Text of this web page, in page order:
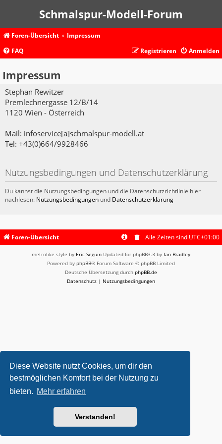
Diese Website nutzt Cookies, um dir den
bestmöglichen Komfort bei der Nutzung zu
bieten. Mehr erfahren
Verstanden!
Schmalspur-Modell-Forum
Foren-Übersicht
Impressum
FAQ
Anmelden
Registrieren
Impressum
Stephan Rewitzer
Premlechnergasse 12/B/14
1120 Wien - Österreich
Mail: infoservice[a]schmalspur-modell.at
Tel: +43(0)664/9928466
Nutzungsbedingungen und Datenschutzerklärung
Du kannst die Nutzungsbedingungen und die Datenschutzrichtlinie hier
nachlesen: Nutzungsbedingungen und Datenschutzerklärung
Foren-Übersicht Alle Zeiten sind UTC+01:00
metrolike style by Eric Seguin Updated for phpBB3.3 by Ian Bradley
Powered by phpBB® Forum Software © phpBB Limited
Deutsche Übersetzung durch phpBB.de
Datenschutz | Nutzungsbedingungen